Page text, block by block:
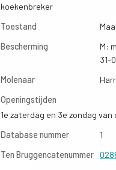
koekenbreker
Toestand
Bescherming
M:
31-
Molenaar
Openingstijden
1e zaterdag en 3e zondag
Database nummer
1
Ten Bruggencatenummer